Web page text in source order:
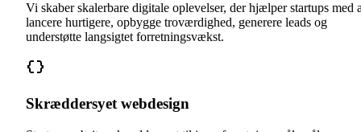
Vi skaber skalerbare digitale oplevelser, der hjælper startups med
lancere hurtigere, opbygge troværdighed, generere leads og
understøtte langsigtet forretningsvækst.
Skræddersyet webdesign